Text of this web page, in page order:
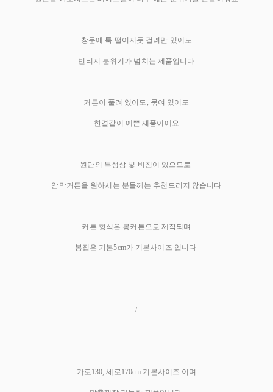
창문에 툭 떨어지듯 걸려만 있어도
빈티지 분위기가 넘치는 제품입니다
커튼이 풀려 있어도, 묶여 있어도
한결같이 예쁜 제품이에요
원단의 특성상 빛 비침이 있으므로
암막커튼을 원하시는 분들께는 추천드리지 않습니다
커튼 형식은 봉커튼으로 제작되며
봉집은 기본5cm가 기본사이즈 입니다
/
가로130, 세로170cm 기본사이즈 이며